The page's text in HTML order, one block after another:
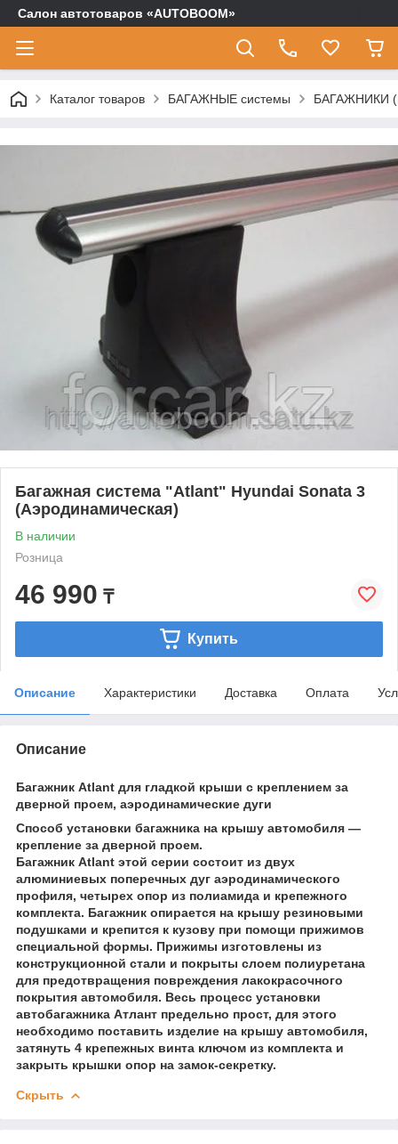
Салон автотоваров «AUTOBOOM»
Каталог товаров БАГАЖНЫЕ системы БАГАЖНИКИ
Багажная система "Atlant" Hyundai Sonata 3
(Аэродинамическая)
В наличии
Розница
46 990 ₸
Купить
Описание Характеристики Доставка Оплата
Описание
Багажник Atlant для гладкой крыши с креплением за
дверной проем, аэродинамические дуги
Способ установки багажника на крышу автомобиля —
крепление за дверной проем.
Багажник Atlant этой серии состоит из двух
алюминиевых поперечных дуг аэродинамического
профиля, четырех опор из полиамида и крепежного
комплекта. Багажник опирается на крышу резиновыми
подушками и крепится к кузову при помощи прижимов
специальной формы. Прижимы изготовлены из
конструкционной стали и покрыты слоем полиуретана
для предотвращения повреждения лакокрасочного
покрытия автомобиля. Весь процесс установки
автобагажника Атлант предельно прост, для этого
необходимо поставить изделие на крышу автомобиля,
затянуть 4 крепежных винта ключом из комплекта и
закрыть крышки опор на замок-секретку.
Скрыть